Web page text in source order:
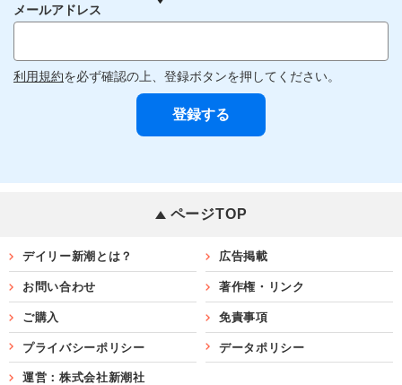
メールアドレス
利用規約を必ず確認の上、登録ボタンを押してください。
ページTOP
デイリー新潮とは？ 広告掲載
お問い合わせ 著作権・リンク
ご購入 免責事項
プライバシーポリシー データポリシー
運営：株式会社新潮社